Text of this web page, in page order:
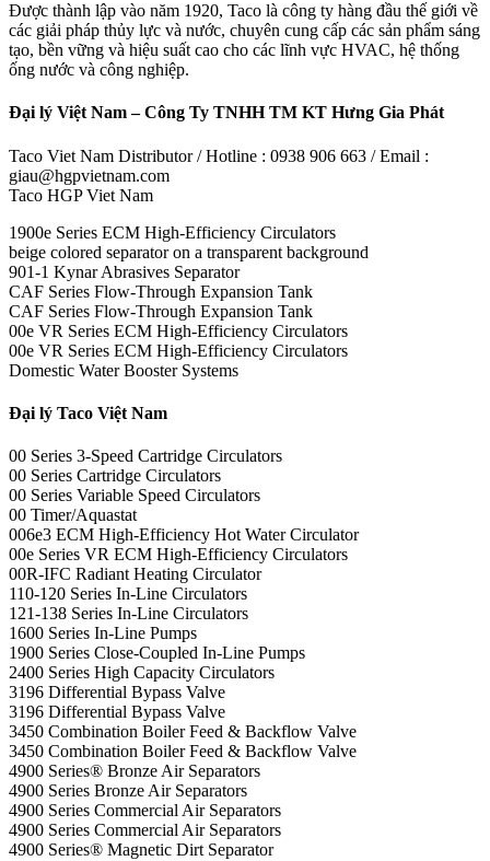
Được thành lập vào năm 1920, Taco là công ty hàng đầu thế giới về
các giải pháp thủy lực và nước, chuyên cung cấp các sản phẩm sáng
tạo, bền vững và hiệu suất cao cho các lĩnh vực HVAC, hệ thống
ống nước và công nghiệp.
Đại lý Việt Nam – Công Ty TNHH TM KT Hưng Gia Phát
Taco Viet Nam Distributor / Hotline : 0938 906 663 / Email :
giau@hgpvietnam.com
Taco HGP Viet Nam
1900e Series ECM High-Efficiency Circulators
beige colored separator on a transparent background
901-1 Kynar Abrasives Separator
CAF Series Flow-Through Expansion Tank
CAF Series Flow-Through Expansion Tank
00e VR Series ECM High-Efficiency Circulators
00e VR Series ECM High-Efficiency Circulators
Domestic Water Booster Systems
Đại lý Taco Việt Nam
00 Series 3-Speed Cartridge Circulators
00 Series Cartridge Circulators
00 Series Variable Speed Circulators
00 Timer/Aquastat
006e3 ECM High-Efficiency Hot Water Circulator
00e Series VR ECM High-Efficiency Circulators
00R-IFC Radiant Heating Circulator
110-120 Series In-Line Circulators
121-138 Series In-Line Circulators
1600 Series In-Line Pumps
1900 Series Close-Coupled In-Line Pumps
2400 Series High Capacity Circulators
3196 Differential Bypass Valve
3196 Differential Bypass Valve
3450 Combination Boiler Feed & Backflow Valve
3450 Combination Boiler Feed & Backflow Valve
4900 Series® Bronze Air Separators
4900 Series Bronze Air Separators
4900 Series Commercial Air Separators
4900 Series Commercial Air Separators
4900 Series® Magnetic Dirt Separator